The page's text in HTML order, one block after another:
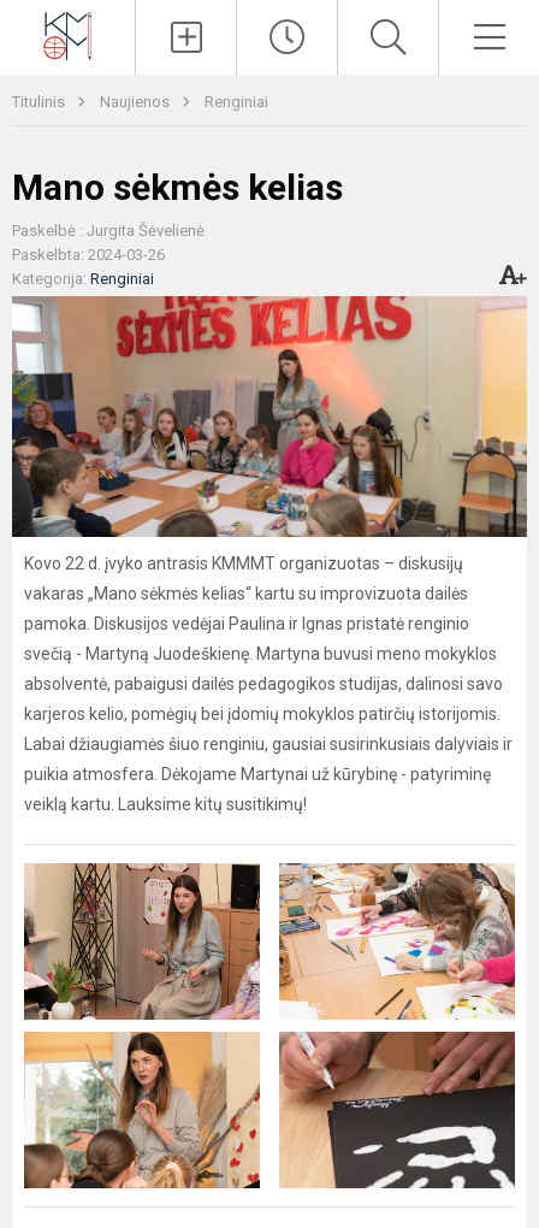
Titulinis Naujienos Renginiai
Mano sėkmės kelias
Paskelbė : Jurgita Šėvelienė
Paskelbta: 2024-03-26
Kategorija: Renginiai
Kovo 22 d. įvyko antrasis KMMMT organizuotas – diskusijų
vakaras „Mano sėkmės kelias“ kartu su improvizuota dailės
pamoka. Diskusijos vedėjai Paulina ir Ignas pristatė renginio
svečią - Martyną Juodeškienę. Martyna buvusi meno mokyklos
absolventė, pabaigusi dailės pedagogikos studijas, dalinosi savo
karjeros kelio, pomėgių bei įdomių mokyklos patirčių istorijomis.
Labai džiaugiamės šiuo renginiu, gausiai susirinkusiais dalyviais ir
puikia atmosfera. Dėkojame Martynai už kūrybinę - patyriminę
veiklą kartu. Lauksime kitų susitikimų!